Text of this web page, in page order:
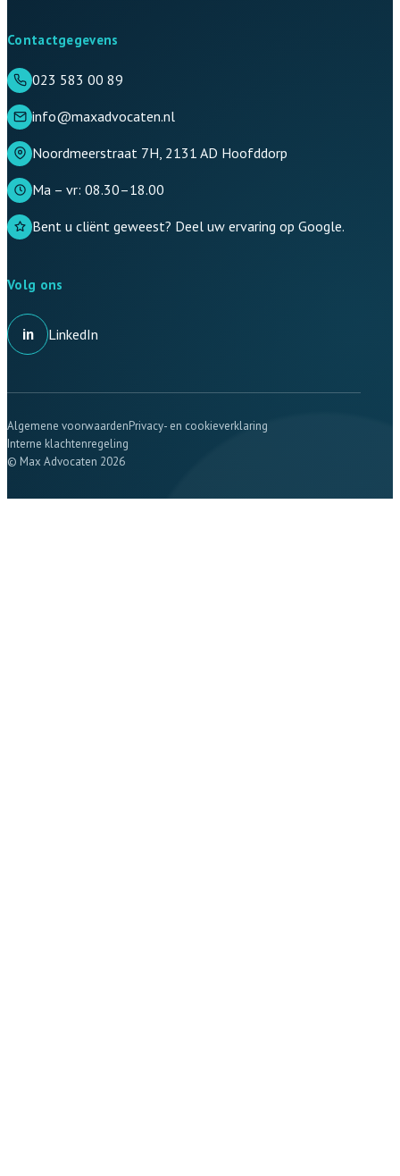
Contactgegevens
023 583 00 89
info@maxadvocaten.nl
Noordmeerstraat 7H, 2131 AD Hoofddorp
Ma – vr: 08.30–18.00
Bent u cliënt geweest? Deel uw ervaring op Google.
Volg ons
in LinkedIn
Algemene voorwaardenPrivacy- en cookieverklaring
Interne klachtenregeling
© Max Advocaten 2026